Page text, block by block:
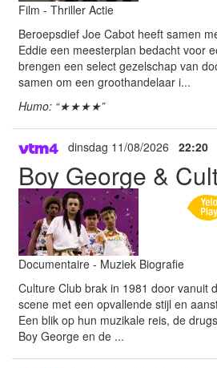
Film - Thriller Actie
Beroepsdief Joe Cabot heeft samen
Eddie een meesterplan bedacht voor
brengen een select gezelschap van
samen om een groothandelaar i...
Humo: “★★★★”
dinsdag 11/08/2026 22:20
Boy George &
Documentaire - Muziek Biografie
Culture Club brak in 1981 door vanuit
scene met een opvallende stijl en
Een blik op hun muzikale reis, de
Boy George en de ...